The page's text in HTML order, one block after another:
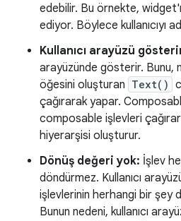
edebilir. Bu örnekte,
ediyor. Böylece kullanıcıyı
Kullanıcı arayüzü
arayüzünde gösterir. Bunu,
öğesini oluşturan Text()
çağırarak yapar.
composable işlevleri
hiyerarşisi oluşturur.
Dönüş değeri yok: İşlev
döndürmez. Kullanıcı
işlevlerinin herhangi bir şey
Bunun nedeni, kullanıcı